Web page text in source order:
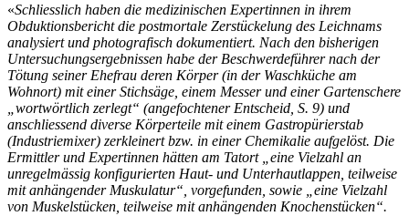
«Schliesslich haben die medizinischen Expertinnen in ihrem
Obduktionsbericht die postmortale Zerstückelung des Leichnams
analysiert und photografisch dokumentiert. Nach den bisherigen
Untersuchungsergebnissen habe der Beschwerdeführer nach der
Tötung seiner Ehefrau deren Körper (in der Waschküche am
Wohnort) mit einer Stichsäge, einem Messer und einer Gartenschere
„wortwörtlich zerlegt“ (angefochtener Entscheid, S. 9) und
anschliessend diverse Körperteile mit einem Gastropürierstab
(Industriemixer) zerkleinert bzw. in einer Chemikalie aufgelöst. Die
Ermittler und Expertinnen hätten am Tatort „eine Vielzahl an
unregelmässig konfigurierten Haut- und Unterhautlappen, teilweise
mit anhängender Muskulatur“, vorgefunden, sowie „eine Vielzahl
von Muskelstücken, teilweise mit anhängenden Knochenstücken“.